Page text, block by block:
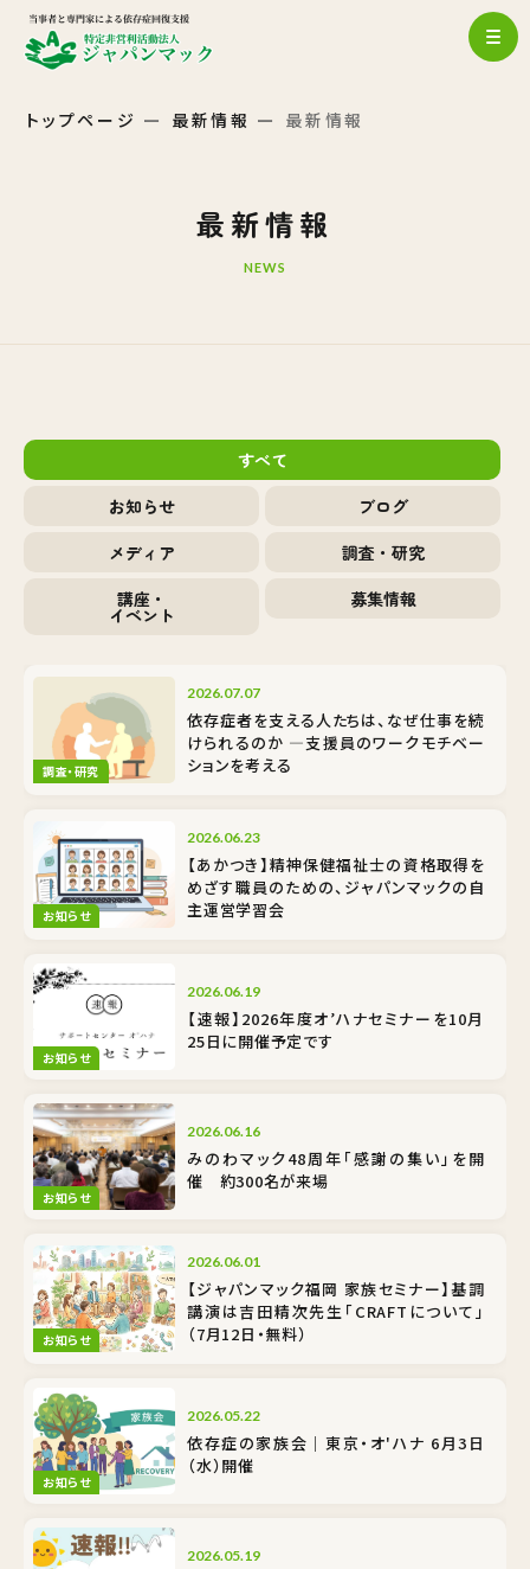
トップページ 最新情報 最新情報
最新情報
NEWS
すべて
お知らせ
ブログ
メディア
調査・研究
講座・
イベント
募集情報
調査・研究
2026.07.07
依存症者を支える人たちは、なぜ仕事を続
けられるのか ―支援員のワークモチベー
ションを考える
お知らせ
2026.06.23
【あかつき】精神保健福祉士の資格取得を
めざす職員のための、ジャパンマックの自
主運営学習会
お知らせ
2026.06.19
【速報】2026年度オ’ハナセミナーを10月
25日に開催予定です
お知らせ
2026.06.16
みのわマック48周年「感謝の集い」を開
催 約300名が来場
お知らせ
2026.06.01
【ジャパンマック福岡 家族セミナー】基調
講演は吉田精次先生「CRAFTについて」
（7月12日・無料）
お知らせ
2026.05.22
依存症の家族会｜東京・オ'ハナ 6月3日
（水）開催
2026.05.19